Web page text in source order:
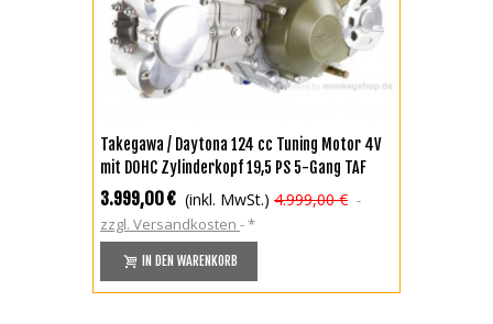
Takegawa / Daytona 124 cc Tuning Motor 4V
mit DOHC Zylinderkopf 19,5 PS 5-Gang TAF
Touring
3.999,00 € (inkl. MwSt.) 4.999,00 €
zzgl. Versandkosten *
IN DEN WARENKORB